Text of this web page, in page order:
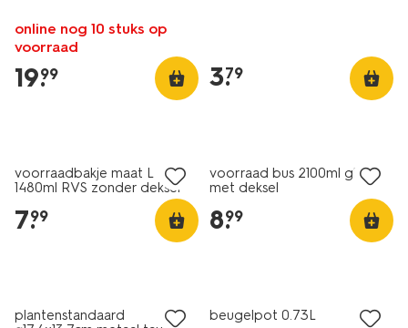
online nog 10 stuks op
voorraad
19.
99 3.
79
voorraadbakje maat L
1480ml RVS zonder deksel
7.
99
voorraad bus 2100ml glas
met deksel
8.
99
plantenstandaard
beugelpot 0.73L